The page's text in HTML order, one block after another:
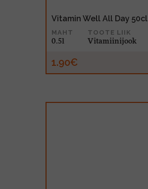
Vitamin Well All Day 50cl
MAHT
0.5l
TOOTE LIIK
Vitamiinijook
1.90€